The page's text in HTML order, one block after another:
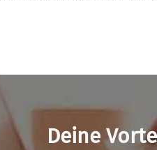
Deine